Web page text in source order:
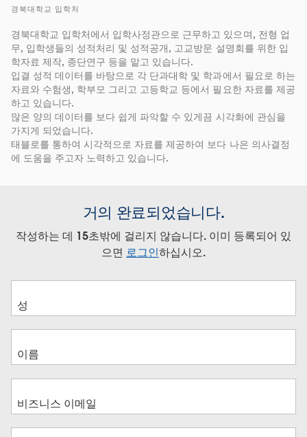
경북대학교 입학처
경북대학교 입학처에서 입학사정관으로 근무하고 있으며, 전형 업
무, 입학생들의 성적처리 및 성적공개, 고교방문 설명회를 위한 입
학자료 제작, 종단연구 등을 맡고 있습니다.
입결 성적 데이터를 바탕으로 각 단과대학 및 학과에서 필요로 하는
자료와 수험생, 학부모 그리고 고등학교 등에서 필요한 자료를 제공
하고 있습니다.
많은 양의 데이터를 보다 쉽게 파악할 수 있게끔 시각화에 관심을
가지게 되었습니다.
태블로를 통하여 시각적으로 자료를 제공하여 보다 나은 의사결정
에 도움을 주고자 노력하고 있습니다.
거의 완료되었습니다.
작성하는 데 15초밖에 걸리지 않습니다. 이미 등록되어 있
으면 로그인하십시오.